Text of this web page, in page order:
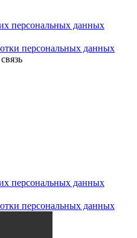
персональных данных
персональных данных
персональных данных
персональных данных